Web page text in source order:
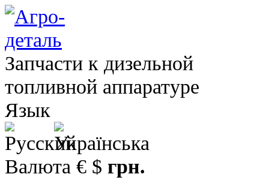
Запчасти к дизельной
топливной аппаратуре
Язык
Валюта € $ грн.